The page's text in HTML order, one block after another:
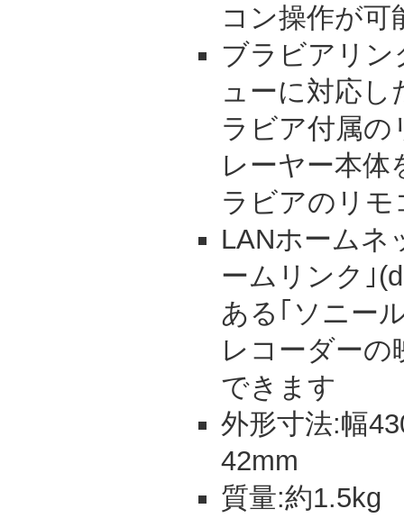
コン操作が可
ブラビアリン
ューに対応
ラビア付属
レーヤー本体
ラビアのリモ
LANホームネ
ームリンク｣
ある｢ソニー
レコーダーの
できます
外形寸法:幅
42mm
質量:約1.5kg